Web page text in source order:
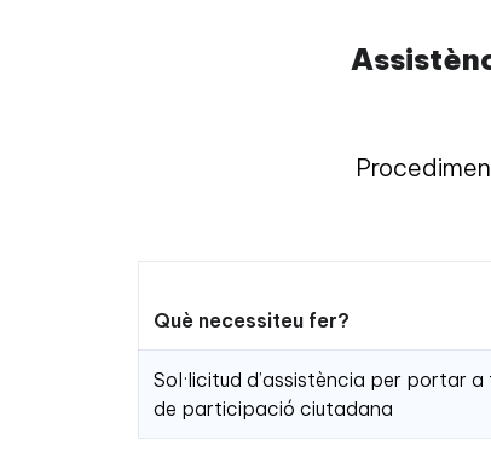
Què necessiteu fer?
Sol·licitud d’assistència per portar a
de participació ciutadana